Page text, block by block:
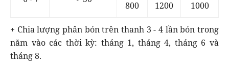
800
1200
1000
+ Chia lượng phân bón trên thanh 3 - 4 lần bón trong
năm vào các thời kỳ: tháng 1, tháng 4, tháng 6 và
tháng 8.